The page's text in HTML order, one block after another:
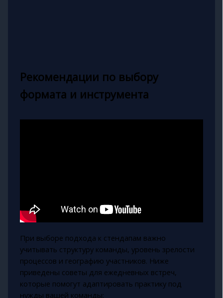
Рекомендации по выбору
формата и инструмента
При выборе подхода к стендапам важно
учитывать структуру команды, уровень зрелости
процессов и географию участников. Ниже
приведены советы для ежедневных встреч,
которые помогут адаптировать практику под
нужды вашей команды: